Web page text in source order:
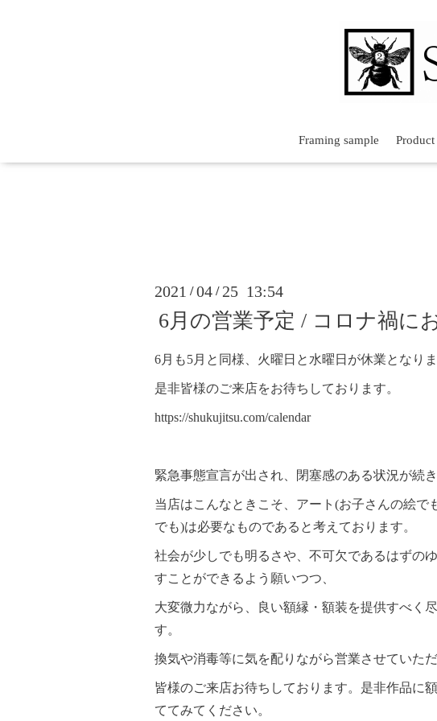
Framing sample Product
2021 /04 / 25 13:54
6月の営業予定 / コロナ禍に
6月も5月と同様、火曜日と水曜日が休業となりま
是非皆様のご来店をお待ちしております。
https://shukujitsu.com/calendar
緊急事態宣言が出され、閉塞感のある状況が続き
当店はこんなときこそ、アート(お子さんの絵で
でも)は必要なものであると考えております。
社会が少しでも明るさや、不可欠であるはずの
すことができるよう願いつつ、
大変微力ながら、良い額縁・額装を提供すべく
す。
換気や消毒等に気を配りながら営業させていただ
皆様のご来店お待ちしております。是非作品に
ててみてください。